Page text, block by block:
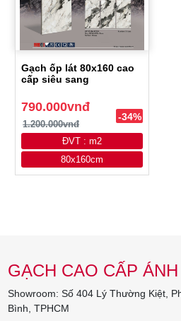
Gạch ốp lát 80x160 cao
cấp siêu sang
790.000vnđ
1.200.000vnđ
-34%
ĐVT : m2
80x160cm
GẠCH CAO CẤP
Showroom: Số 404 Lý Thường Kiệt,
Bình, TPHCM